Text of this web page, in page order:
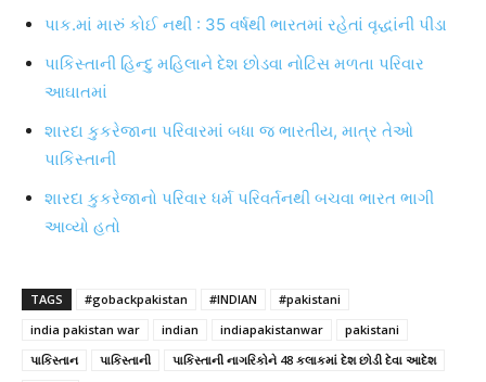
પાક.માં મારું કોઈ નથી : 35 વર્ષથી ભારતમાં રહેતાં વૃદ્ધાંની પીડા
પાકિસ્તાની હિન્દુ મહિલાને દેશ છોડવા નોટિસ મળતા પરિવાર
આઘાતમાં
શારદા કુકરેજાના પરિવારમાં બધા જ ભારતીય, માત્ર તેઓ
પાકિસ્તાની
શારદા કુકરેજાનો પરિવાર ધર્મ પરિવર્તનથી બચવા ભારત ભાગી
આવ્યો હતો
TAGS #gobackpakistan #INDIAN
#pakistani
india pakistan war
indian indiapakistanwar
pakistani
પાકિસ્તાન
પાકિસ્તાની પાકિસ્તાની નાગરિકોને 48 કલાકમાં દેશ છોડી દેવા આદેશ